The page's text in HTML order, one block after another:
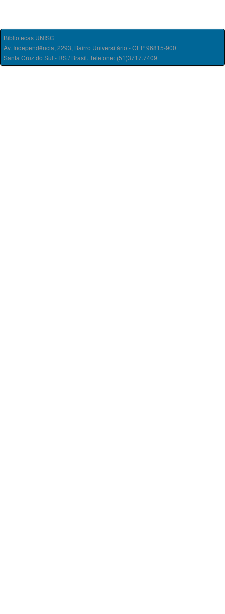
Bibliotecas UNISC
Av. Independência, 2293, Bairro Universitário - CEP 96815-900
Santa Cruz do Sul - RS / Brasil. Telefone: (51)3717.7409